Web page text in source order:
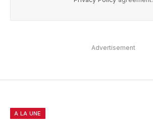
Advertisement
A LA UNE